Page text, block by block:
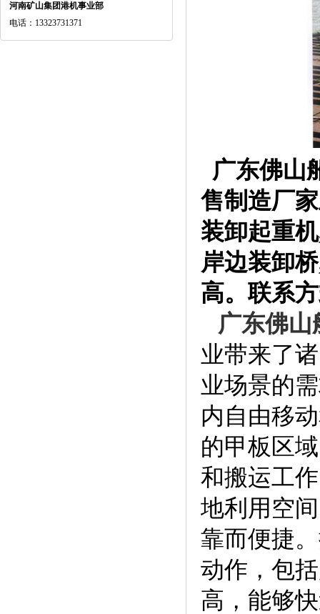
河南矿山集团港机事业部
电话：13323731371
广东佛山
售制造厂
装卸起重
岸边装卸
高。联系
广东佛
业带来了
业场景的
内自由移
的甲板区
和搬运工
地利用空
靠而便捷
动作，包
高，能够